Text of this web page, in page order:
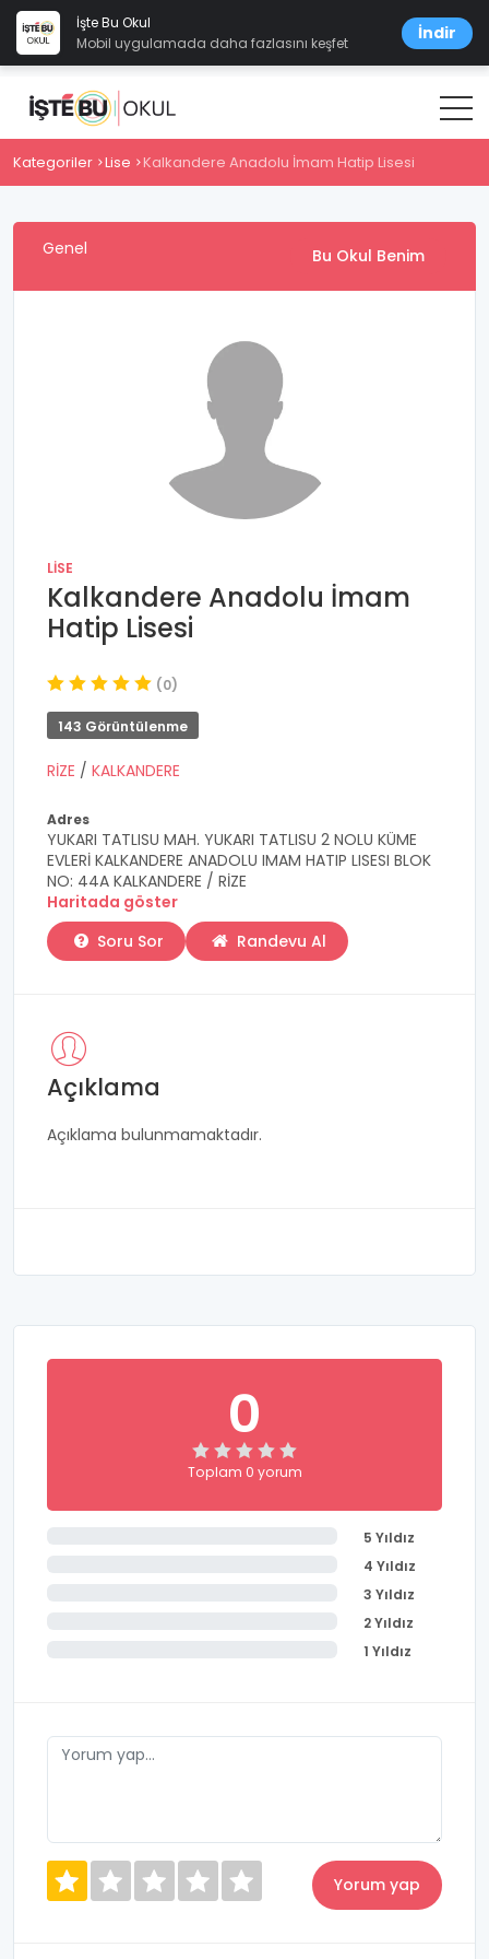
İşte Bu Okul
Mobil uygulamada daha fazlasını keşfet
İndir
Kategoriler Lise Kalkandere Anadolu İmam Hatip Lisesi
Genel Bu Okul Benim
LISE
Kalkandere Anadolu İmam
Hatip Lisesi
(0)
143 Görüntülenme
RİZE / KALKANDERE
Adres
YUKARI TATLISU MAH. YUKARI TATLISU 2 NOLU KÜME
EVLERİ KALKANDERE ANADOLU IMAM HATIP LISESI BLOK
NO: 44A KALKANDERE / RİZE
Haritada göster
Soru Sor
Randevu Al
Açıklama
Açıklama bulunmamaktadır.
0
Toplam 0 yorum
5 Yıldız
4 Yıldız
3 Yıldız
2 Yıldız
1 Yıldız